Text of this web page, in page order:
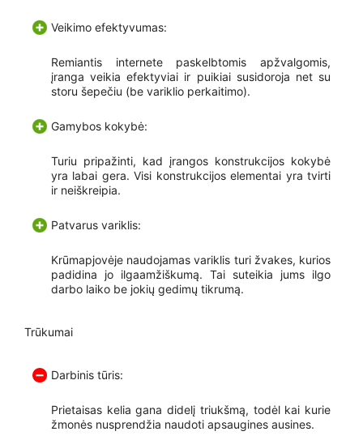
Veikimo efektyvumas:
Remiantis internete paskelbtomis apžvalgomis,
įranga veikia efektyviai ir puikiai susidoroja net su
storu šepečiu (be variklio perkaitimo).
Gamybos kokybė:
Turiu pripažinti, kad įrangos konstrukcijos kokybė
yra labai gera. Visi konstrukcijos elementai yra tvirti
ir neiškreipia.
Patvarus variklis:
Krūmapjovėje naudojamas variklis turi žvakes, kurios
padidina jo ilgaamžiškumą. Tai suteikia jums ilgo
darbo laiko be jokių gedimų tikrumą.
Trūkumai
Darbinis tūris:
Prietaisas kelia gana didelį triukšmą, todėl kai kurie
žmonės nusprendžia naudoti apsaugines ausines.